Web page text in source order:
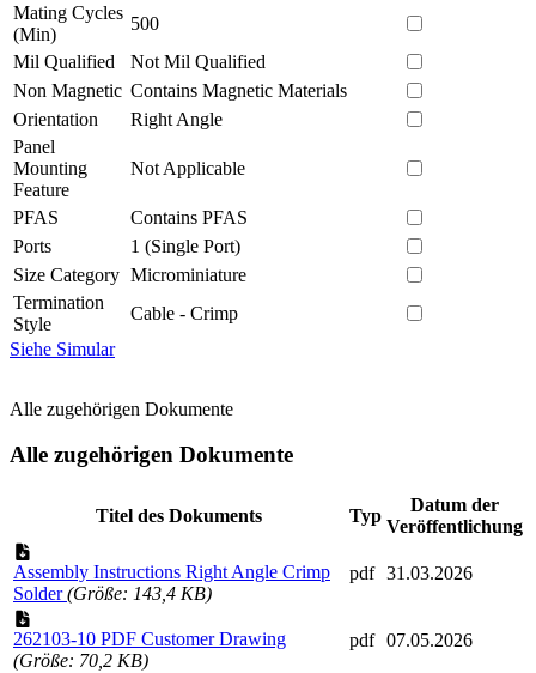
Mating Cycles
(Min)
500
Mil Qualified
Not Mil Qualified
Non Magnetic Contains Magnetic Materials
Orientation
Right Angle
Panel
Mounting
Feature
Not Applicable
PFAS
Contains PFAS
Ports
1 (Single Port)
Size Category Microminiature
Termination
Style
Cable - Crimp
Siehe Simular
Alle zugehörigen Dokumente
Alle zugehörigen Dokumente
Titel des Dokuments Typ
Datum der
Veröffentlichung
Assembly Instructions Right Angle Crimp
Solder(Größe: 143,4 KB)
pdf 31.03.2026
262103-10 PDF Customer Drawing
(Größe: 70,2 KB)
pdf 07.05.2026